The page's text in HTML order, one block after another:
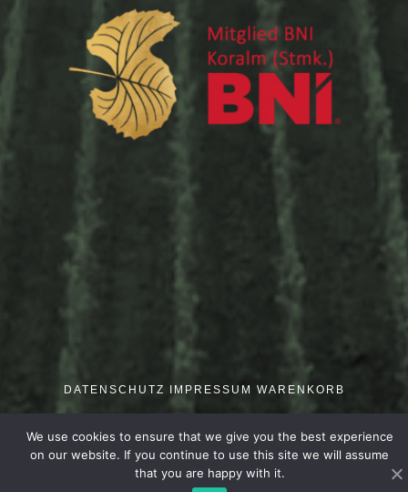
DATENSCHUTZ IMPRESSUM WARENKORB
We use cookies to ensure that we give you the best experience
on our website. If you continue to use this site we will assume
that you are happy with it.